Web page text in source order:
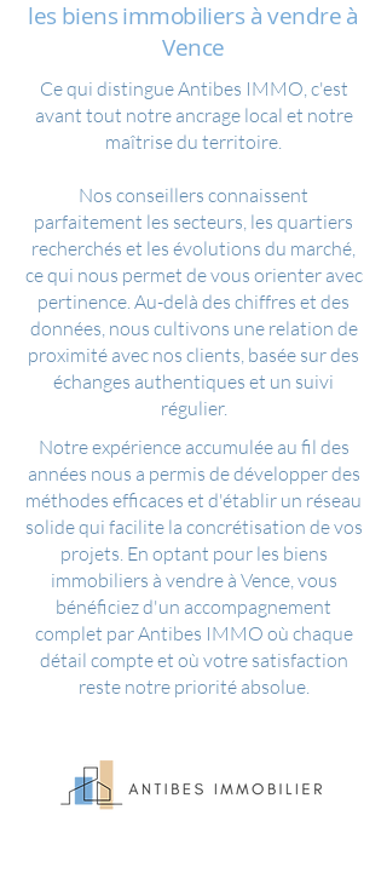
les biens immobiliers à vendre à
Vence
Ce qui distingue Antibes IMMO, c'est
avant tout notre ancrage local et notre
maîtrise du territoire.
Nos conseillers connaissent
parfaitement les secteurs, les quartiers
recherchés et les évolutions du marché,
ce qui nous permet de vous orienter avec
pertinence. Au-delà des chiffres et des
données, nous cultivons une relation de
proximité avec nos clients, basée sur des
échanges authentiques et un suivi
régulier.
Notre expérience accumulée au fil des
années nous a permis de développer des
méthodes efficaces et d'établir un réseau
solide qui facilite la concrétisation de vos
projets. En optant pour les biens
immobiliers à vendre à Vence, vous
bénéficiez d'un accompagnement
complet par Antibes IMMO où chaque
détail compte et où votre satisfaction
reste notre priorité absolue.